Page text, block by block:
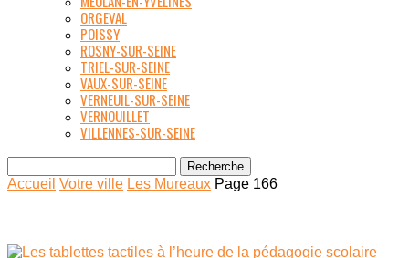
ORGEVAL
POISSY
ROSNY-SUR-SEINE
TRIEL-SUR-SEINE
VAUX-SUR-SEINE
VERNEUIL-SUR-SEINE
VERNOUILLET
VILLENNES-SUR-SEINE
Accueil Votre ville Les Mureaux Page 166